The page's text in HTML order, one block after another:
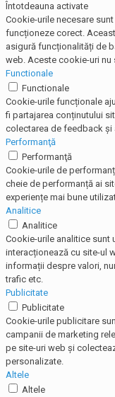
Întotdeauna activate
Cookie-urile necesare
funcționeze corect.
asigură funcționalități de
web. Aceste cookie-uri
Functionale
Functionale
Cookie-urile funcționale
fi partajarea conținutului
colectarea de feedback și
Performanţă
Performanţă
Cookie-urile de
cheie de performanță ai
experiențe mai bune
Analitice
Analitice
Cookie-urile analitice sunt
interacționează cu site-ul
informații despre valori,
trafic etc.
Publicitate
Publicitate
Cookie-urile publicitare
campanii de marketing
pe site-uri web și
personalizate.
Altele
Altele